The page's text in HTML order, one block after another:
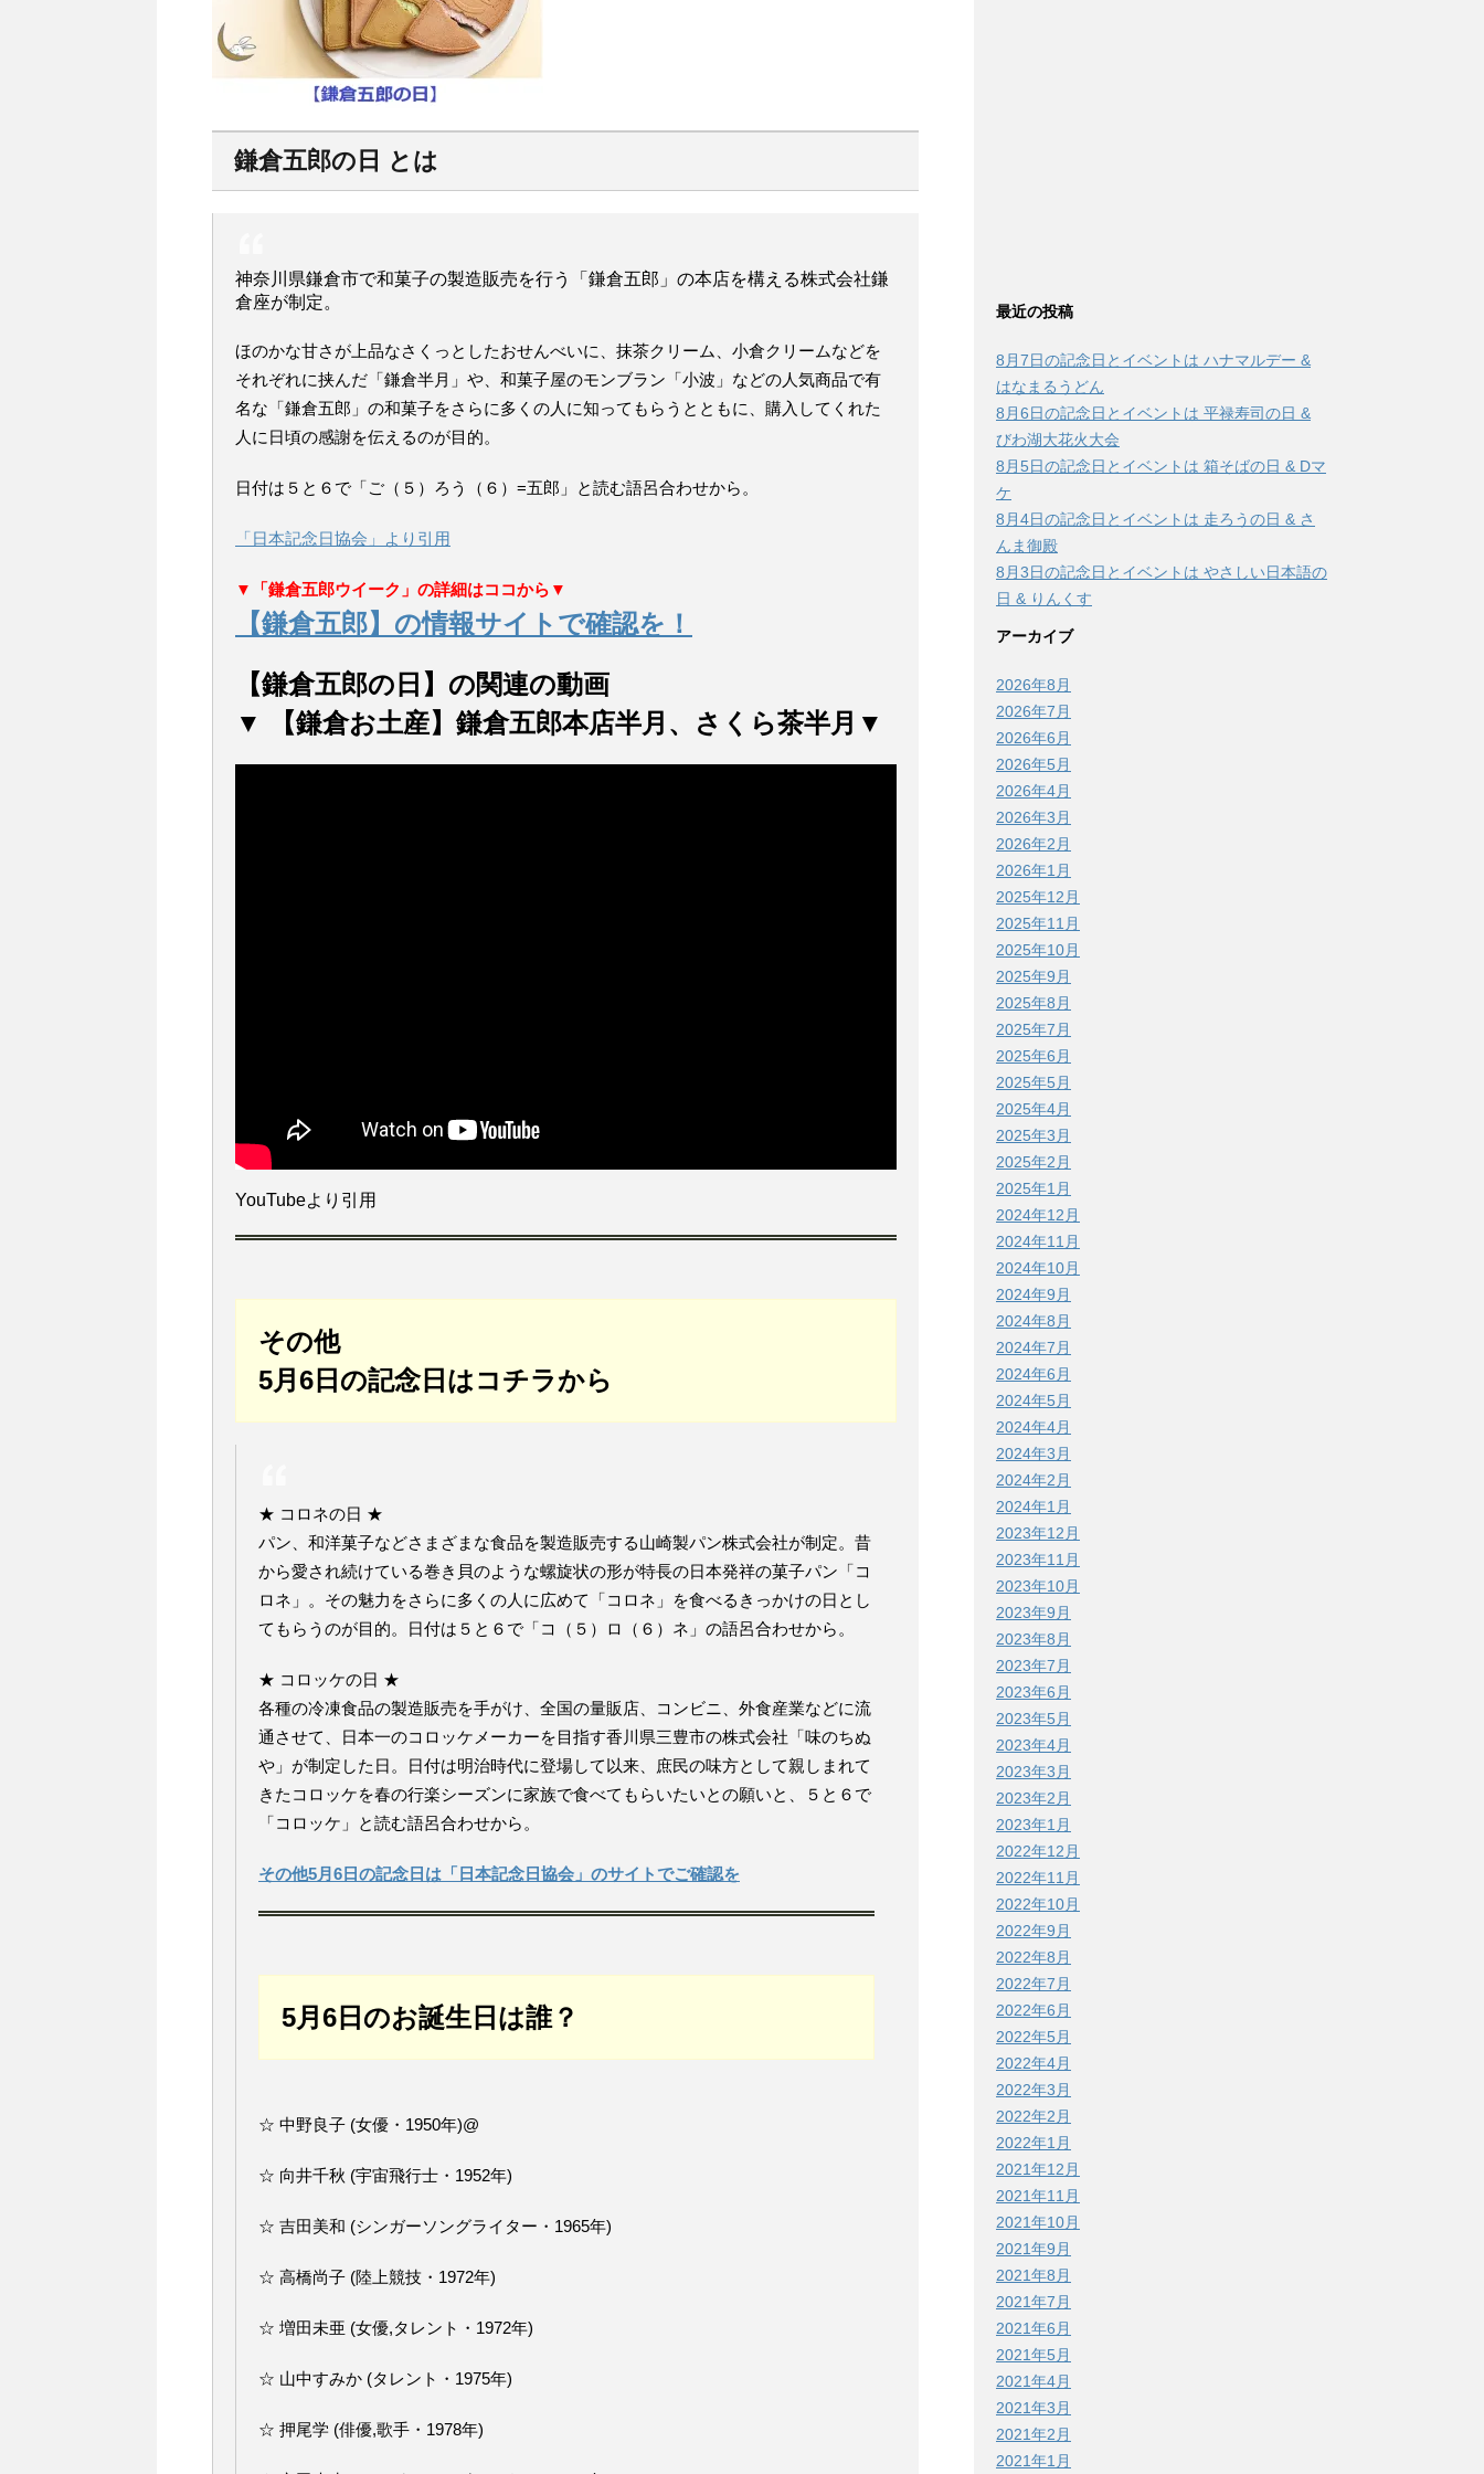
鎌倉五郎の日 とは
神奈川県鎌倉市で和菓子の製造販売を行う「鎌倉五郎」の本店を構える株式会社鎌
倉座が制定。
ほのかな甘さが上品なさくっとしたおせんべいに、抹茶クリーム、小倉クリームなどを
それぞれに挟んだ「鎌倉半月」や、和菓子屋のモンブラン「小波」などの人気商品で有
名な「鎌倉五郎」の和菓子をさらに多くの人に知ってもらうとともに、購入してくれた
人に日頃の感謝を伝えるのが目的。
日付は５と６で「ご（５）ろう（６）=五郎」と読む語呂合わせから。
「日本記念日協会」より引用
▼「鎌倉五郎ウイーク」の詳細はココから▼
【鎌倉五郎】の情報サイトで確認を！
【鎌倉五郎の日】の関連の動画
▼ 【鎌倉お土産】鎌倉五郎本店半月、さくら茶半月▼
YouTubeより引用
その他
5月6日の記念日はコチラから
★ コロネの日 ★
パン、和洋菓子などさまざまな食品を製造販売する山崎製パン株式会社が制定。昔
から愛され続けている巻き貝のような螺旋状の形が特長の日本発祥の菓子パン「コ
ロネ」。その魅力をさらに多くの人に広めて「コロネ」を食べるきっかけの日とし
てもらうのが目的。日付は５と６で「コ（５）ロ（６）ネ」の語呂合わせから。
★ コロッケの日 ★
各種の冷凍食品の製造販売を手がけ、全国の量販店、コンビニ、外食産業などに流
通させて、日本一のコロッケメーカーを目指す香川県三豊市の株式会社「味のちぬ
や」が制定した日。日付は明治時代に登場して以来、庶民の味方として親しまれて
きたコロッケを春の行楽シーズンに家族で食べてもらいたいとの願いと、５と６で
「コロッケ」と読む語呂合わせから。
その他5月6日の記念日は「日本記念日協会」のサイトでご確認を
5月6日のお誕生日は誰？
☆ 中野良子 (女優・1950年)@
☆ 向井千秋 (宇宙飛行士・1952年)
☆ 吉田美和 (シンガーソングライター・1965年)
☆ 高橋尚子 (陸上競技・1972年)
☆ 増田未亜 (女優,タレント・1972年)
☆ 山中すみか (タレント・1975年)
☆ 押尾学 (俳優,歌手・1978年)
最近の投稿
8月7日の記念日とイベントは ハナマルデー &
はなまるうどん
8月6日の記念日とイベントは 平禄寿司の日 &
びわ湖大花火大会
8月5日の記念日とイベントは 箱そばの日 & Dマ
ケ
8月4日の記念日とイベントは 走ろうの日 & さ
んま御殿
8月3日の記念日とイベントは やさしい日本語の
日 & りんくす
アーカイブ
2026年8月
2026年7月
2026年6月
2026年5月
2026年4月
2026年3月
2026年2月
2026年1月
2025年12月
2025年11月
2025年10月
2025年9月
2025年8月
2025年7月
2025年6月
2025年5月
2025年4月
2025年3月
2025年2月
2025年1月
2024年12月
2024年11月
2024年10月
2024年9月
2024年8月
2024年7月
2024年6月
2024年5月
2024年4月
2024年3月
2024年2月
2024年1月
2023年12月
2023年11月
2023年10月
2023年9月
2023年8月
2023年7月
2023年6月
2023年5月
2023年4月
2023年3月
2023年2月
2023年1月
2022年12月
2022年11月
2022年10月
2022年9月
2022年8月
2022年7月
2022年6月
2022年5月
2022年4月
2022年3月
2022年2月
2022年1月
2021年12月
2021年11月
2021年10月
2021年9月
2021年8月
2021年7月
2021年6月
2021年5月
2021年4月
2021年3月
2021年2月
2021年1月